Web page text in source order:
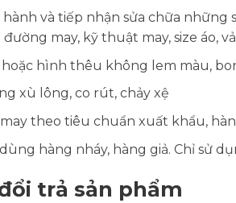
và tiếp nhận sửa chữa
may, kỹ thuật may, size áo,
hình thêu không lem màu,
xù lông, co rút, chảy xệ
theo tiêu chuẩn xuất khẩu,
hàng nháy, hàng giả. Chỉ sử
trả sản phẩm